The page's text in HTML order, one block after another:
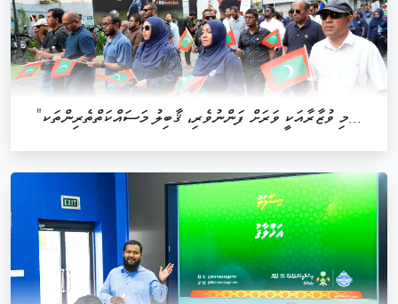
"މި ވުޒާރާއަކީ ވަރަށް ފަންނުވެރި، ޤާބިލު މަސައްކަތްތެރިންތަކ...